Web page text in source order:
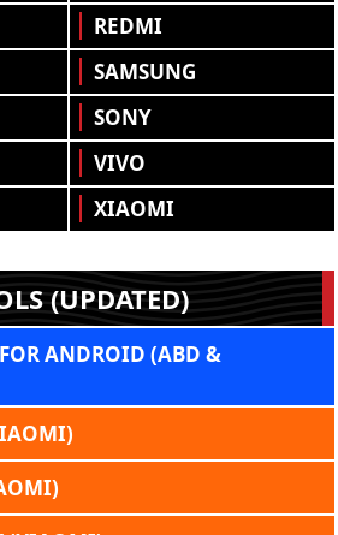
REDMI
SAMSUNG
SONY
VIVO
XIAOMI
(UPDATED)
ANDROID (ABD &